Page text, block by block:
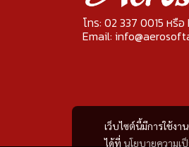
เว็บไซต์นี้มีการใช้ง
ได้ที่ นโยบายความเ
โทร: 02 337 0015 หรือ
Email: